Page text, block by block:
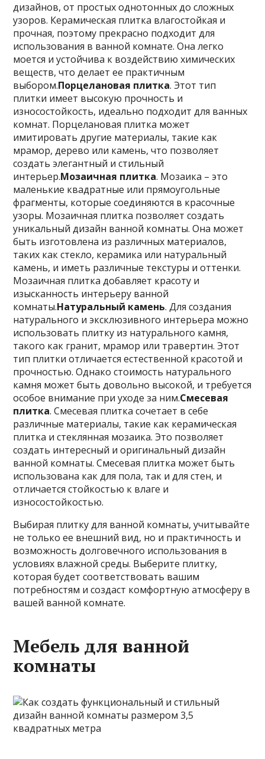
дизайнов, от простых однотонных до сложных
узоров. Керамическая плитка влагостойкая и
прочная, поэтому прекрасно подходит для
использования в ванной комнате. Она легко
моется и устойчива к воздействию химических
веществ, что делает ее практичным
выбором.Порцелановая плитка. Этот тип
плитки имеет высокую прочность и
износостойкость, идеально подходит для ванных
комнат. Порцелановая плитка может
имитировать другие материалы, такие как
мрамор, дерево или камень, что позволяет
создать элегантный и стильный
интерьер.Мозаичная плитка. Мозаика – это
маленькие квадратные или прямоугольные
фрагменты, которые соединяются в красочные
узоры. Мозаичная плитка позволяет создать
уникальный дизайн ванной комнаты. Она может
быть изготовлена из различных материалов,
таких как стекло, керамика или натуральный
камень, и иметь различные текстуры и оттенки.
Мозаичная плитка добавляет красоту и
изысканность интерьеру ванной
комнаты.Натуральный камень. Для создания
натурального и эксклюзивного интерьера можно
использовать плитку из натурального камня,
такого как гранит, мрамор или травертин. Этот
тип плитки отличается естественной красотой и
прочностью. Однако стоимость натурального
камня может быть довольно высокой, и требуется
особое внимание при уходе за ним.Смесевая
плитка. Смесевая плитка сочетает в себе
различные материалы, такие как керамическая
плитка и стеклянная мозаика. Это позволяет
создать интересный и оригинальный дизайн
ванной комнаты. Смесевая плитка может быть
использована как для пола, так и для стен, и
отличается стойкостью к влаге и
износостойкостью.
Выбирая плитку для ванной комнаты, учитывайте
не только ее внешний вид, но и практичность и
возможность долговечного использования в
условиях влажной среды. Выберите плитку,
которая будет соответствовать вашим
потребностям и создаст комфортную атмосферу в
вашей ванной комнате.
Мебель для ванной
комнаты